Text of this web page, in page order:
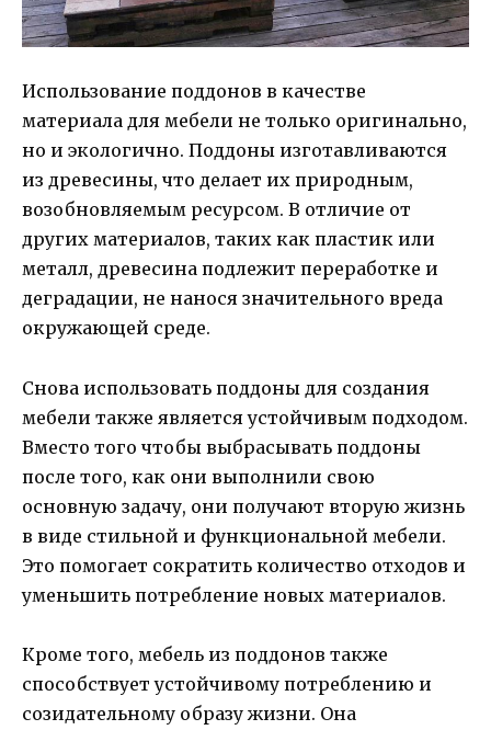
Использование поддонов в качестве
материала для мебели не только оригинально,
но и экологично. Поддоны изготавливаются
из древесины, что делает их природным,
возобновляемым ресурсом. В отличие от
других материалов, таких как пластик или
металл, древесина подлежит переработке и
деградации, не нанося значительного вреда
окружающей среде.
Снова использовать поддоны для создания
мебели также является устойчивым подходом.
Вместо того чтобы выбрасывать поддоны
после того, как они выполнили свою
основную задачу, они получают вторую жизнь
в виде стильной и функциональной мебели.
Это помогает сократить количество отходов и
уменьшить потребление новых материалов.
Кроме того, мебель из поддонов также
способствует устойчивому потреблению и
созидательному образу жизни. Она